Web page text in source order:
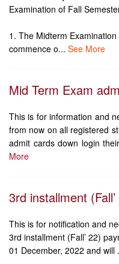
Examination of Fall
1. The Midterm
commence o... See More
Mid Term Exam
This is for information and
from now on all registered
admit cards down login
More
3rd installment
This is for notification and
3rd installment (Fall’ 22)
01 December, 2022 and will